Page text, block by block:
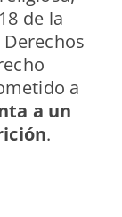
de la
a
a un
.